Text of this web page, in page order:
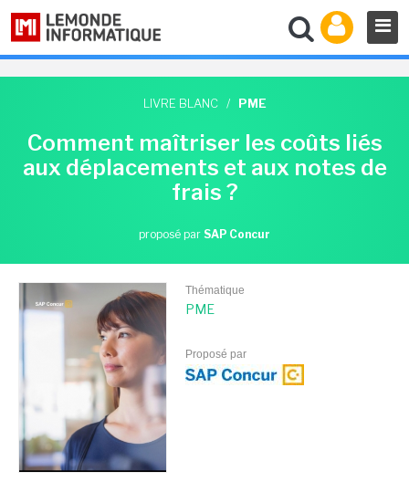
LIVRE BLANC / PME
Comment maîtriser les coûts liés
aux déplacements et aux notes de
frais ?
proposé par SAP Concur
Thématique
PME
Proposé par